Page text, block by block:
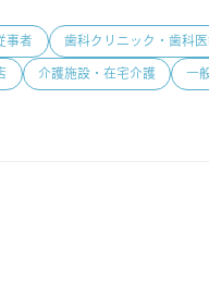
事者 歯科クリニック・歯科
介護施設・在宅介護 一